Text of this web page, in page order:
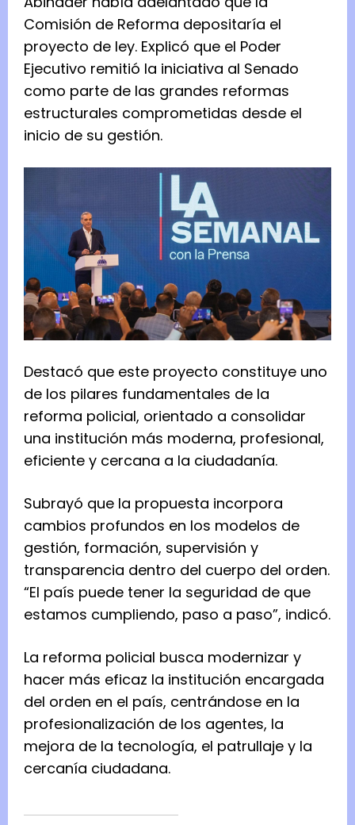
Comisión de Reforma depositaría el
proyecto de ley. Explicó que el Poder
Ejecutivo remitió la iniciativa al Senado
como parte de las grandes reformas
estructurales comprometidas desde el
inicio de su gestión.
Destacó que este proyecto constituye uno
de los pilares fundamentales de la
reforma policial, orientado a consolidar
una institución más moderna, profesional,
eficiente y cercana a la ciudadanía.
Subrayó que la propuesta incorpora
cambios profundos en los modelos de
gestión, formación, supervisión y
transparencia dentro del cuerpo del orden.
“El país puede tener la seguridad de que
estamos cumpliendo, paso a paso”, indicó.
La reforma policial busca modernizar y
hacer más eficaz la institución encargada
del orden en el país, centrándose en la
profesionalización de los agentes, la
mejora de la tecnología, el patrullaje y la
cercanía ciudadana.